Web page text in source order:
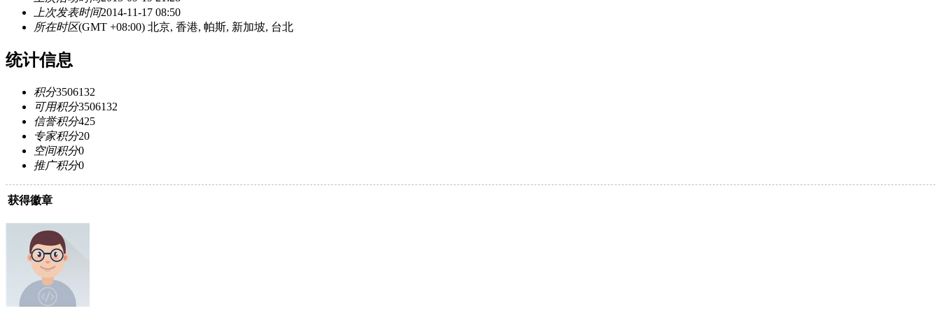
上次发表时间2014-11-17 08:50
所在时区(GMT +08:00) 北京, 香港, 帕斯, 新加坡, 台北
统计信息
积分3506132
可用积分3506132
信誉积分425
专家积分20
空间积分0
推广积分0
获得徽章